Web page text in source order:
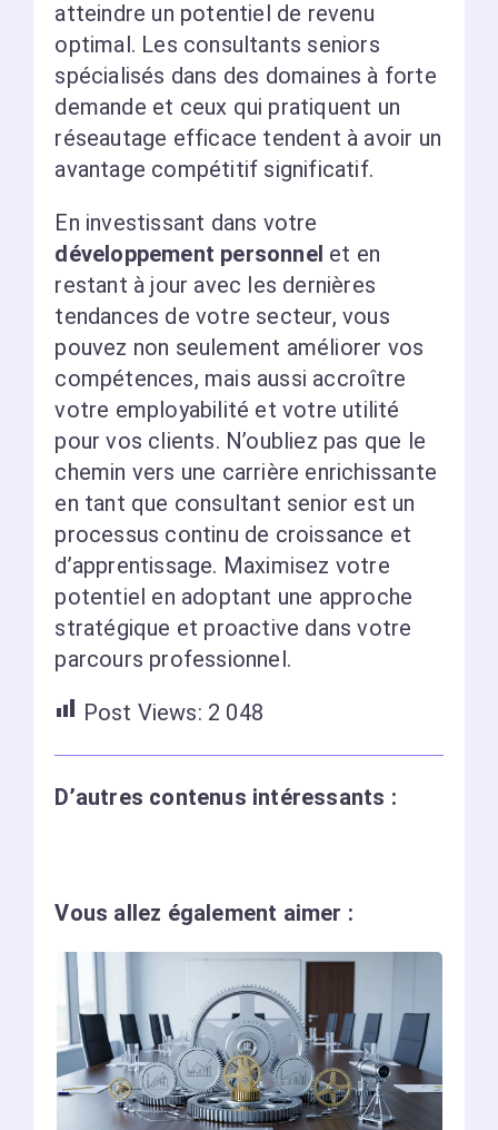
atteindre un potentiel de revenu
optimal. Les consultants seniors
spécialisés dans des domaines à forte
demande et ceux qui pratiquent un
réseautage efficace tendent à avoir un
avantage compétitif significatif.
En investissant dans votre
développement personnel et en
restant à jour avec les dernières
tendances de votre secteur, vous
pouvez non seulement améliorer vos
compétences, mais aussi accroître
votre employabilité et votre utilité
pour vos clients. N’oubliez pas que le
chemin vers une carrière enrichissante
en tant que consultant senior est un
processus continu de croissance et
d’apprentissage. Maximisez votre
potentiel en adoptant une approche
stratégique et proactive dans votre
parcours professionnel.
Post Views: 2 048
D’autres contenus intéressants :
Vous allez également aimer :